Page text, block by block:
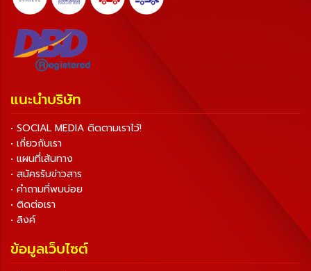
แนะนำบริษัท
• SOCIAL MEDIA ติดตามเราไว้!
• เกี่ยวกับเรา
• แผนที่เส้นทาง
• สมัครรับข่าวสาร
• คำถามที่พบบ่อย
• ติดต่อเรา
• ลิงค์
ข้อมูลเว็บไซต์